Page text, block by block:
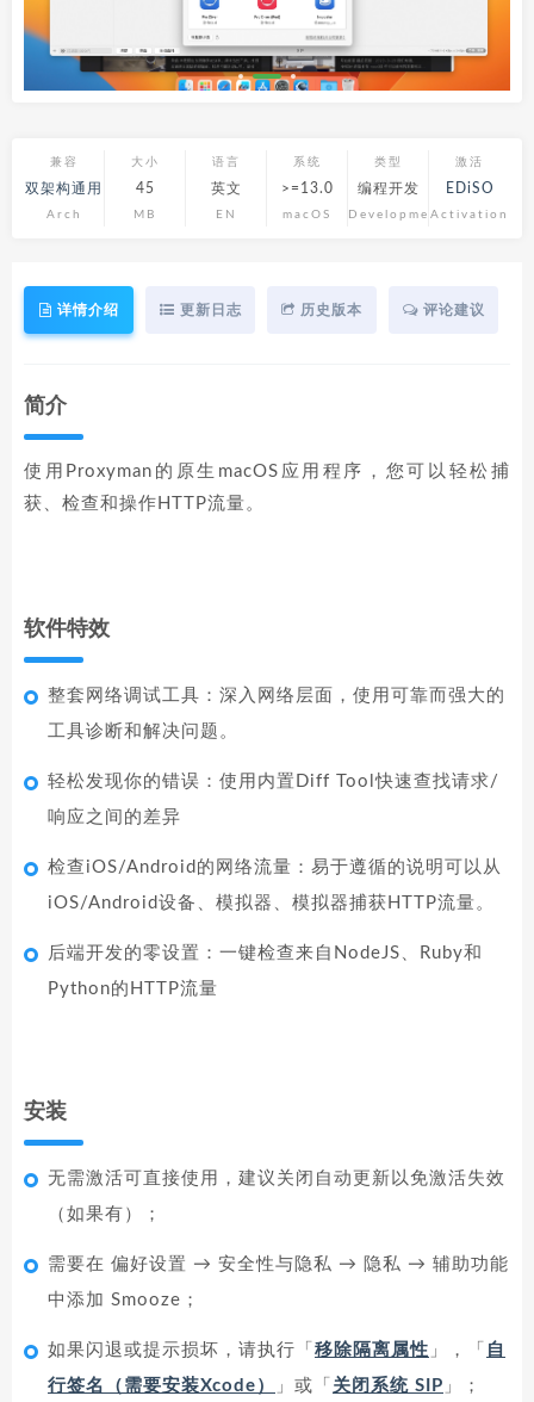
兼容
双架构通用
Arch
大小
45
MB
语言
英文
EN
系统
>=13.0
macOS
类型
编程开发
Development
激活
EDiSO
Activation
详情介绍 更新日志 历史版本 评论建议
简介
使用Proxyman的原生macOS应用程序，您可以轻松捕
获、检查和操作HTTP流量。
软件特效
整套网络调试工具：深入网络层面，使用可靠而强大的
工具诊断和解决问题。
轻松发现你的错误：使用内置Diff Tool快速查找请求/
响应之间的差异
检查iOS/Android的网络流量：易于遵循的说明可以从
iOS/Android设备、模拟器、模拟器捕获HTTP流量。
后端开发的零设置：一键检查来自NodeJS、Ruby和
Python的HTTP流量
安装
无需激活可直接使用，建议关闭自动更新以免激活失效
（如果有）；
需要在 偏好设置 → 安全性与隐私 → 隐私 → 辅助功能
中添加 Smooze；
如果闪退或提示损坏，请执行「 移除隔离属性 」，「 自
行签名（需要安装Xcode）
」或「 关闭系统 SIP 」；